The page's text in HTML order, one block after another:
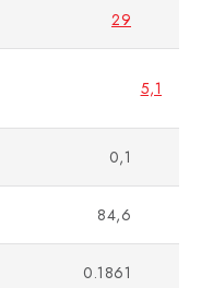
29
5,1
0,1
84,6
0.1861